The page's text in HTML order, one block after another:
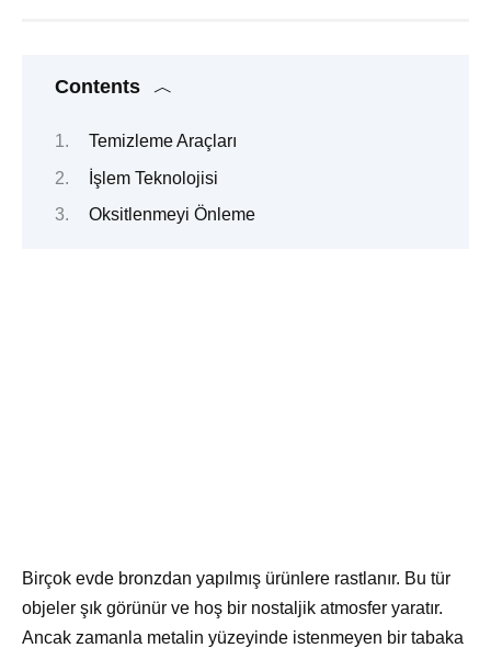
Contents
Temizleme Araçları
İşlem Teknolojisi
Oksitlenmeyi Önleme
Birçok evde bronzdan yapılmış ürünlere rastlanır. Bu tür
objeler şık görünür ve hoş bir nostaljik atmosfer yaratır.
Ancak zamanla metalin yüzeyinde istenmeyen bir tabaka